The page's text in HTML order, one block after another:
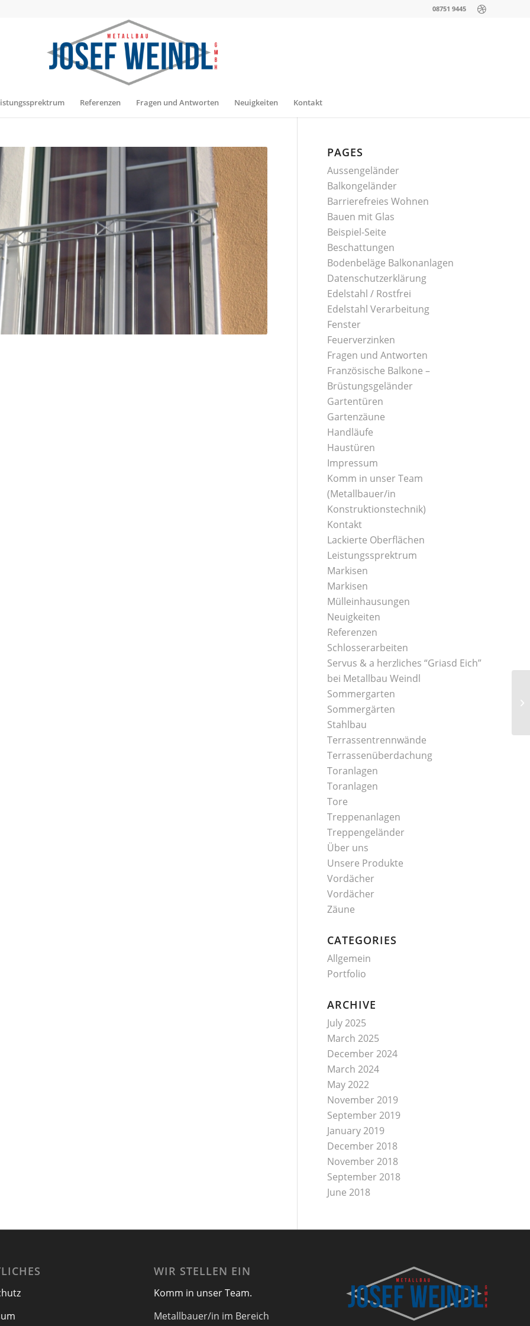
08751 9445
Referenzen Fragen und Antworten Neuigkeiten Kontakt
PAGES
Aussengeländer
Balkongeländer
Barrierefreies Wohnen
Bauen mit Glas
Beispiel-Seite
Beschattungen
Bodenbeläge Balkonanlagen
Datenschutzerklärung
Edelstahl / Rostfrei
Edelstahl Verarbeitung
Fenster
Feuerverzinken
Fragen und Antworten
Französische Balkone –
Brüstungsgeländer
Gartentüren
Gartenzäune
Handläufe
Haustüren
Impressum
Komm in unser Team
(Metallbauer/in
Konstruktionstechnik)
Kontakt
Lackierte Oberflächen
Leistungssprektrum
Markisen
Markisen
Mülleinhausungen
Neuigkeiten
Referenzen
Schlosserarbeiten
Servus & a herzliches “Griasd Eich”
bei Metallbau Weindl
Sommergarten
Sommergärten
Stahlbau
Terrassentrennwände
Terrassenüberdachung
Toranlagen
Toranlagen
Tore
Treppenanlagen
Treppengeländer
Über uns
Unsere Produkte
Vordächer
Vordächer
Zäune
CATEGORIES
Allgemein
Portfolio
ARCHIVE
July 2025
March 2025
December 2024
March 2024
May 2022
November 2019
September 2019
January 2019
December 2018
November 2018
September 2018
June 2018
WIR STELLEN EIN
Komm in unser Team.
Metallbauer/in im Bereich